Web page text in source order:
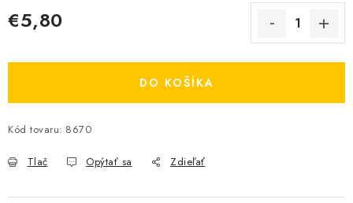
€5,80
DO KOŠÍKA
Kód tovaru: 8670
Tlač Opýtať sa Zdieľať
Send